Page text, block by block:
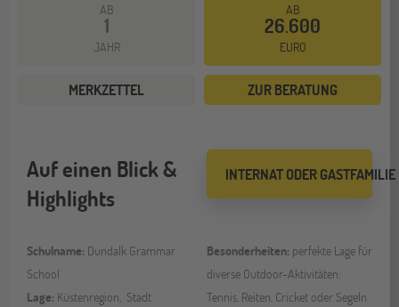
AB
1
JAHR
AB
26.600
EURO
MERKZETTEL ZUR BERATUNG
INTERNAT ODER
Auf einen Blick &
Highlights
Schulname: Dundalk Grammar
School
Lage: Küstenregion, Stadt
Besonderheiten: perfekte Lage für
diverse Outdoor-Aktivitäten:
Tennis, Reiten, Cricket oder Segeln